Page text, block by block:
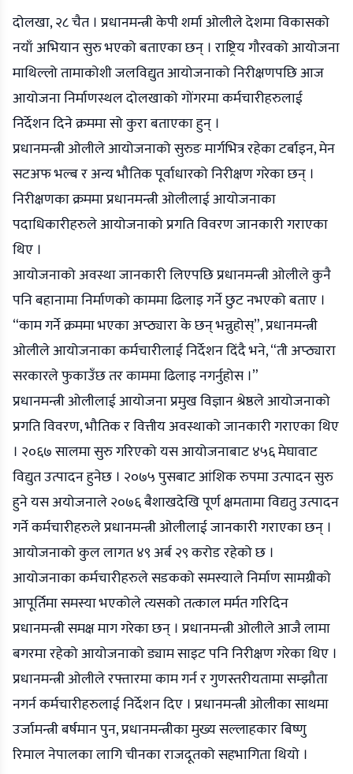
दोलखा, २८ चैत । प्रधानमन्त्री केपी शर्मा ओलीले देशमा विकासको
नयाँ अभियान सुरु भएको बताएका छन् । राष्ट्रिय गौरवको आयोजना
माथिल्लो तामाकोशी जलविद्युत आयोजनाको निरीक्षणपछि आज
आयोजना निर्माणस्थल दोलखाको गोंगरमा कर्मचारीहरुलाई
निर्देशन दिने क्रममा सो कुरा बताएका हुन् ।
प्रधानमन्त्री ओलीले आयोजनाको सुरुङ मार्गभित्र रहेका टर्बाइन, मेन
सटअफ भल्ब र अन्य भौतिक पूर्वाधारको निरीक्षण गरेका छन् ।
निरीक्षणका क्रममा प्रधानमन्त्री ओलीलाई आयोजनाका
पदाधिकारीहरुले आयोजनाको प्रगति विवरण जानकारी गराएका
थिए ।
आयोजनाको अवस्था जानकारी लिएपछि प्रधानमन्त्री ओलीले कुनै
पनि बहानामा निर्माणको काममा ढिलाइ गर्ने छुट नभएको बताए ।
“काम गर्ने क्रममा भएका अप्ठ्यारा के छन् भन्नुहोस्”, प्रधानमन्त्री
ओलीले आयोजनाका कर्मचारीलाई निर्देशन दिंदै भने, “ती अप्ठ्यारा
सरकारले फुकाउँछ तर काममा ढिलाइ नगर्नुहोस ।”
प्रधानमन्त्री ओलीलाई आयोजना प्रमुख विज्ञान श्रेष्ठले आयोजनाको
प्रगति विवरण, भौतिक र वित्तीय अवस्थाको जानकारी गराएका थिए
। २०६७ सालमा सुरु गरिएको यस आयोजनाबाट ४५६ मेघावाट
विद्युत उत्पादन हुनेछ । २०७५ पुसबाट आंशिक रुपमा उत्पादन सुरु
हुने यस अयोजनाले २०७६ बैशाखदेखि पूर्ण क्षमतामा विद्यतु उत्पादन
गर्ने कर्मचारीहरुले प्रधानमन्त्री ओलीलाई जानकारी गराएका छन् ।
आयोजनाको कुल लागत ४९ अर्ब २९ करोड रहेको छ ।
आयोजनाका कर्मचारीहरुले सडकको समस्याले निर्माण सामग्रीको
आपूर्तिमा समस्या भएकोले त्यसको तत्काल मर्मत गरिदिन
प्रधानमन्त्री समक्ष माग गरेका छन् । प्रधानमन्त्री ओलीले आजै लामा
बगरमा रहेको आयोजनाको ड्याम साइट पनि निरीक्षण गरेका थिए ।
प्रधानमन्त्री ओलीले रफ्तारमा काम गर्न र गुणस्तरीयतामा सम्झौता
नगर्न कर्मचारीहरुलाई निर्देशन दिए । प्रधानमन्त्री ओलीका साथमा
उर्जामन्त्री बर्षमान पुन, प्रधानमन्त्रीका मुख्य सल्लाहकार बिष्णु
रिमाल नेपालका लागि चीनका राजदूतको सहभागिता थियो ।